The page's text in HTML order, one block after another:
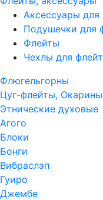
Аксессуары для
Подушечки для
Флейты
Чехлы для
Флюгельгорны
Цуг-флейты,
Этнические духовые
Агого
Блоки
Бонги
Вибраслэп
Гуиро
Джембе